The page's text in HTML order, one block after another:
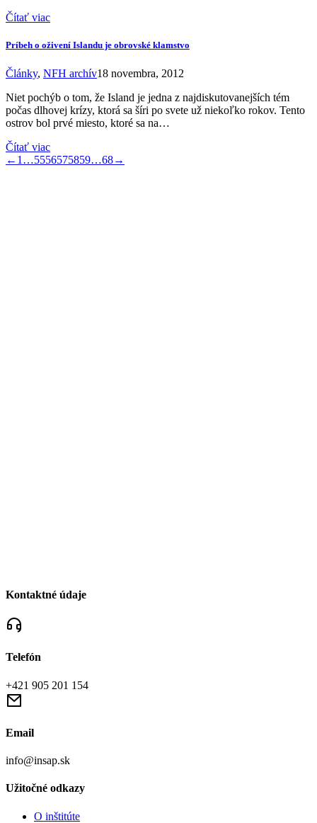
Čítať viac
Príbeh o oživení Islandu je obrovské klamstvo
Články, NFH archív18 novembra, 2012
Niet pochýb o tom, že Island je jedna z najdiskutovanejších tém
počas dlhovej krízy, ktorá sa šíri po svete už niekoľko rokov. Tento
ostrov bol prvé miesto, ktoré sa na…
Čítať viac
← 1 …5556575859…68→
Kontaktné údaje
Telefón
+421 905 201 154
Email
info@insap.sk
Užitočné odkazy
O inštitúte